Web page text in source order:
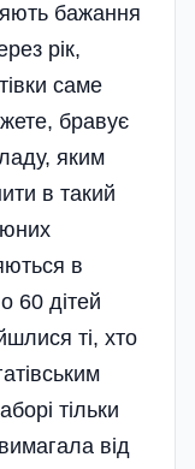
бажання
рік,
саме
бравує
яким
в такий
в
60 дітей
ті, хто
тільки
від